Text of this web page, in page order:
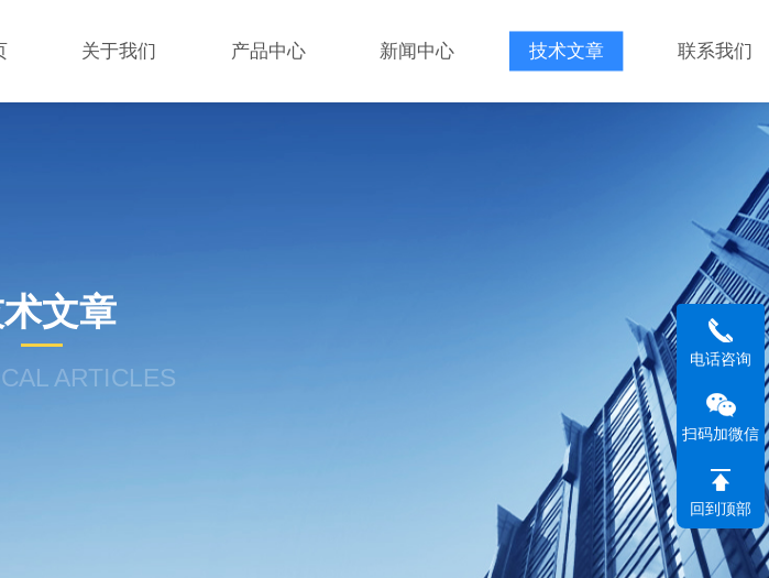
关于我们 产品中心 新闻中心 技术文章 联系我们
文章
ARTICLES
电话咨询
扫码加微信
回到顶部